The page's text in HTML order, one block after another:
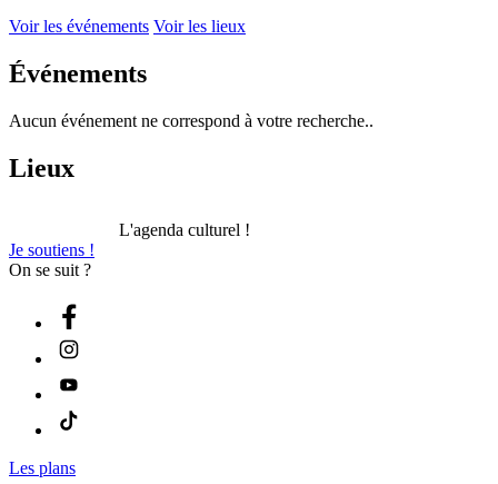
Voir les événements Voir les lieux
Événements
Aucun événement ne correspond à votre recherche..
Lieux
L'agenda culturel !
Je soutiens !
On se suit ?
Les plans